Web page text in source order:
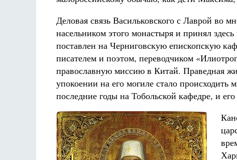
Деловая связь Васильковского с Лаврой во
насельником этого монастыря и принял
поставлен на Черниговскую епископскую
писателем и поэтом, переводчиком
православную миссию в Китай. Праведная
упокоении на его могиле стало
последние годы на Тобольской кафедре, и